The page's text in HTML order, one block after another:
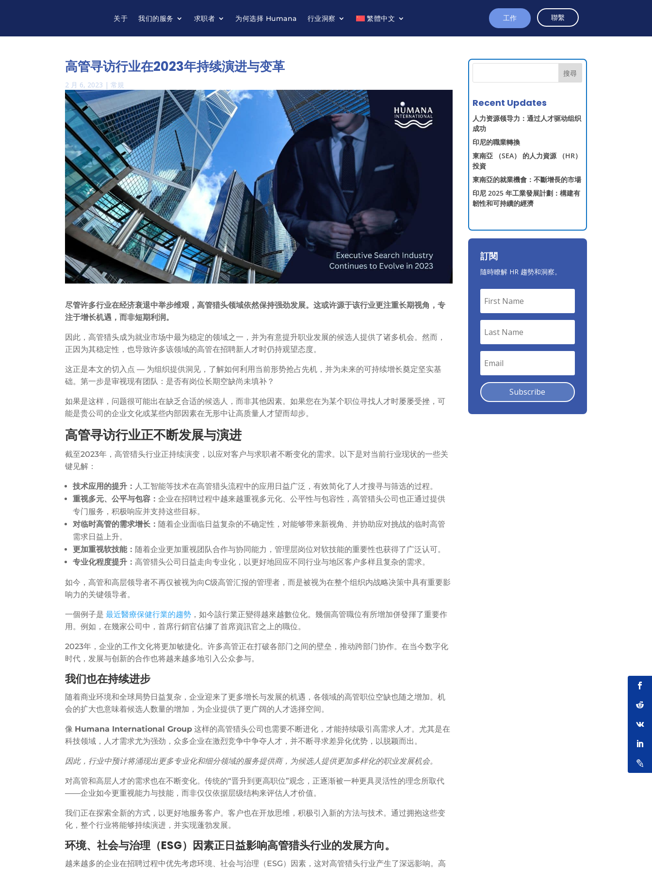
关于 我们的服务 求职者 为何选择 Humana 行业洞察 繁體中文 工作 聯繫
高管寻访行业在2023年持续演进与变革
2 月 6, 2023 |常規
尽管许多行业在经济衰退中举步维艰，高管猎头领域依然保持强劲发展。这或许源于该行业更注重长期视角，专
注于增长机遇，而非短期利润。
因此，高管猎头成为就业市场中最为稳定的领域之一，并为有意提升职业发展的候选人提供了诸多机会。然而，
正因为其稳定性，也导致许多该领域的高管在招聘新人才时仍持观望态度。
这正是本文的切入点 — 为组织提供洞见，了解如何利用当前形势抢占先机，并为未来的可持续增长奠定坚实基
础。第一步是审视现有团队：是否有岗位长期空缺尚未填补？
如果是这样，问题很可能出在缺乏合适的候选人，而非其他因素。如果您在为某个职位寻找人才时屡屡受挫，可
能是贵公司的企业文化或某些内部因素在无形中让高质量人才望而却步。
高管寻访行业正不断发展与演进
截至2023年，高管猎头行业正持续演变，以应对客户与求职者不断变化的需求。以下是对当前行业现状的一些关
键见解：
技术应用的提升： 人工智能等技术在高管猎头流程中的应用日益广泛，有效简化了人才搜寻与筛选的过程。
重视多元、公平与包容：企业在招聘过程中越来越重视多元化、公平性与包容性，高管猎头公司也正通过提供
专门服务，积极响应并支持这些目标。
对临时高管的需求增长： 随着企业面临日益复杂的不确定性，对能够带来新视角、并协助应对挑战的临时高管
需求日益上升。
更加重视软技能： 随着企业更加重视团队合作与协同能力，管理层岗位对软技能的重要性也获得了广泛认可。
专业化程度提升：高管猎头公司日益走向专业化，以更好地回应不同行业与地区客户多样且复杂的需求。
如今，高管和高层领导者不再仅被视为向C级高管汇报的管理者，而是被视为在整个组织内战略决策中具有重要影
响力的关键领导者。
一個例子是最近醫療保健行業的趨勢 ，如今該行業正變得越來越數位化。幾個高管職位有所增加併發揮了重要作
用。例如，在幾家公司中，首席行銷官佔據了首席資訊官之上的職位。
2023年，企业的工作文化将更加敏捷化。许多高管正在打破各部门之间的壁垒，推动跨部门协作。在当今数字化
时代，发展与创新的合作也将越来越多地引入公众参与。
我们也在持续进步
随着商业环境和全球局势日益复杂，企业迎来了更多增长与发展的机遇，各领域的高管职位空缺也随之增加。机
会的扩大也意味着候选人数量的增加，为企业提供了更广阔的人才选择空间。
像 Humana International Group 这样的高管猎头公司也需要不断进化，才能持续吸引高需求人才。尤其是在
科技领域，人才需求尤为强劲，众多企业在激烈竞争中争夺人才，并不断寻求差异化优势，以脱颖而出。
因此，行业中预计将涌现出更多专业化和细分领域的服务提供商，为候选人提供更加多样化的职业发展机会。
对高管和高层人才的需求也在不断变化。传统的“晋升到更高职位”观念，正逐渐被一种更具灵活性的理念所取代
——企业如今更重视能力与技能，而非仅仅依据层级结构来评估人才价值。
我们正在探索全新的方式，以更好地服务客户。客户也在开放思维，积极引入新的方法与技术。通过拥抱这些变
化，整个行业将能够持续演进，并实现蓬勃发展。
环境、社会与治理（ESG）因素正日益影响高管猎头行业的发展方向。
越来越多的企业在招聘过程中优先考虑环境、社会与治理（ESG）因素，这对高管猎头行业产生了深远影响。高
搜尋
Recent Updates
人力资源领导力：通过人才驱动组织
成功
印尼的職業轉換
東南亞 （SEA） 的人力資源 （HR）
投資
東南亞的就業機會：不斷增長的市場
印尼 2025 年工業發展計劃：構建有
韌性和可持續的經濟
訂閱
隨時瞭解 HR 趨勢和洞察。
Subscribe